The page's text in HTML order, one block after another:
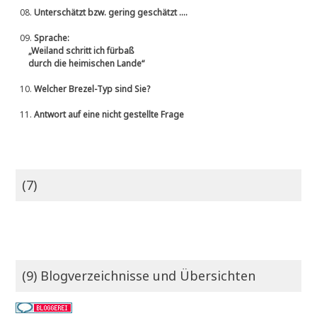
08.Unterschätzt bzw. gering geschätzt ....
09.Sprache:
„Weiland schritt ich fürbaß
durch die heimischen Lande“
10.Welcher Brezel-Typ sind Sie?
11.Antwort auf eine nicht gestellte Frage
(7)
(9) Blogverzeichnisse und Übersichten